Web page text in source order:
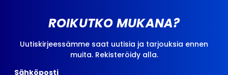
ROIKUTKO MUKANA?
Uutiskirjeessämme saat uutisia ja tarjouksia ennen
muita. Rekisteröidy alla.
Sähköposti